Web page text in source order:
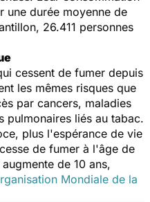
une durée moyenne de
26.411 personnes
cessent de fumer depuis
les mêmes risques que
par cancers, maladies
pulmonaires liés au tabac.
plus l'espérance de vie
de fumer à l'âge de
de 10 ans,
Mondiale de la